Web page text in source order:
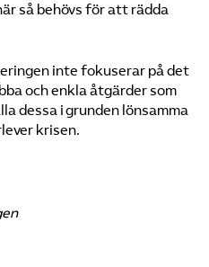
så behövs för att rädda
inte fokuserar på det
och enkla åtgärder som
dessa i grunden lönsamma
krisen.